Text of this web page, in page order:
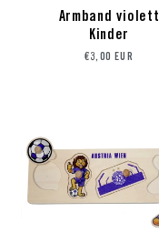
Armband violett
Kinder
Preis
€3,00 EUR